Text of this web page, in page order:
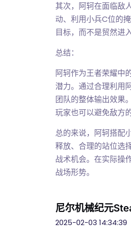
其次，阿轲在面临敌
动、利用小兵C位的
目标，而不是贸然进
总结：
阿轲作为王者荣耀中
潜力。通过合理利用
团队的整体输出效果
玩家也可以避免敌方
总的来说，阿轲搭配
释放、合理的站位选
战术机会。在实际操
战场形势。
尼尔机械纪元
2025-02-03 14:34:39